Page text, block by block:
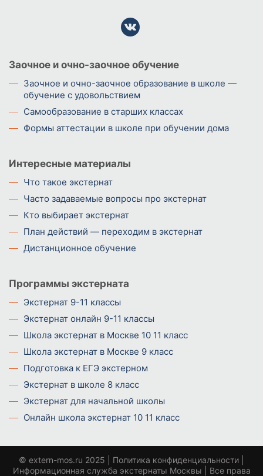
Заочное и очно-заочное обучение
Заочное и очно-заочное образование в школе —
обучение с удовольствием
Самообразование в старших классах
Формы аттестации в школе при обучении дома
Интересные материалы
Что такое экстернат
Часто задаваемые вопросы про экстернат
Кто выбирает экстернат
План действий — переходим в экстернат
Дистанционное обучение
Программы экстерната
Экстернат 9-11 классы
Экстернат онлайн 9-11 классы
Школа экстернат в Москве 10 11 класс
Школа экстернат в Москве 9 класс
Подготовка к ЕГЭ экстерном
Экстернат в школе 8 класс
Экстернат для начальной школы
Онлайн школа экстернат 10 11 класс
© extern-mos.ru 2025 | Политика конфиденциальности
Информационная служба экстернаты Москвы | Все права